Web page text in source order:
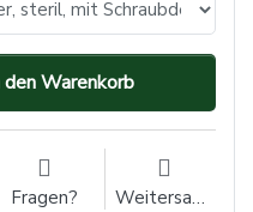
den Warenkorb
Fragen? Weitersagen